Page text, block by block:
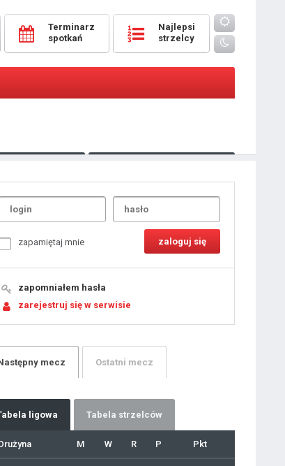
Terminarz
spotkań
Najlepsi
strzelcy
zapamiętaj mnie
zapomniałem hasła
zarejestruj się w serwisie
mecz Ostatni mecz
ligowa Tabela strzelców
M W R P Pkt